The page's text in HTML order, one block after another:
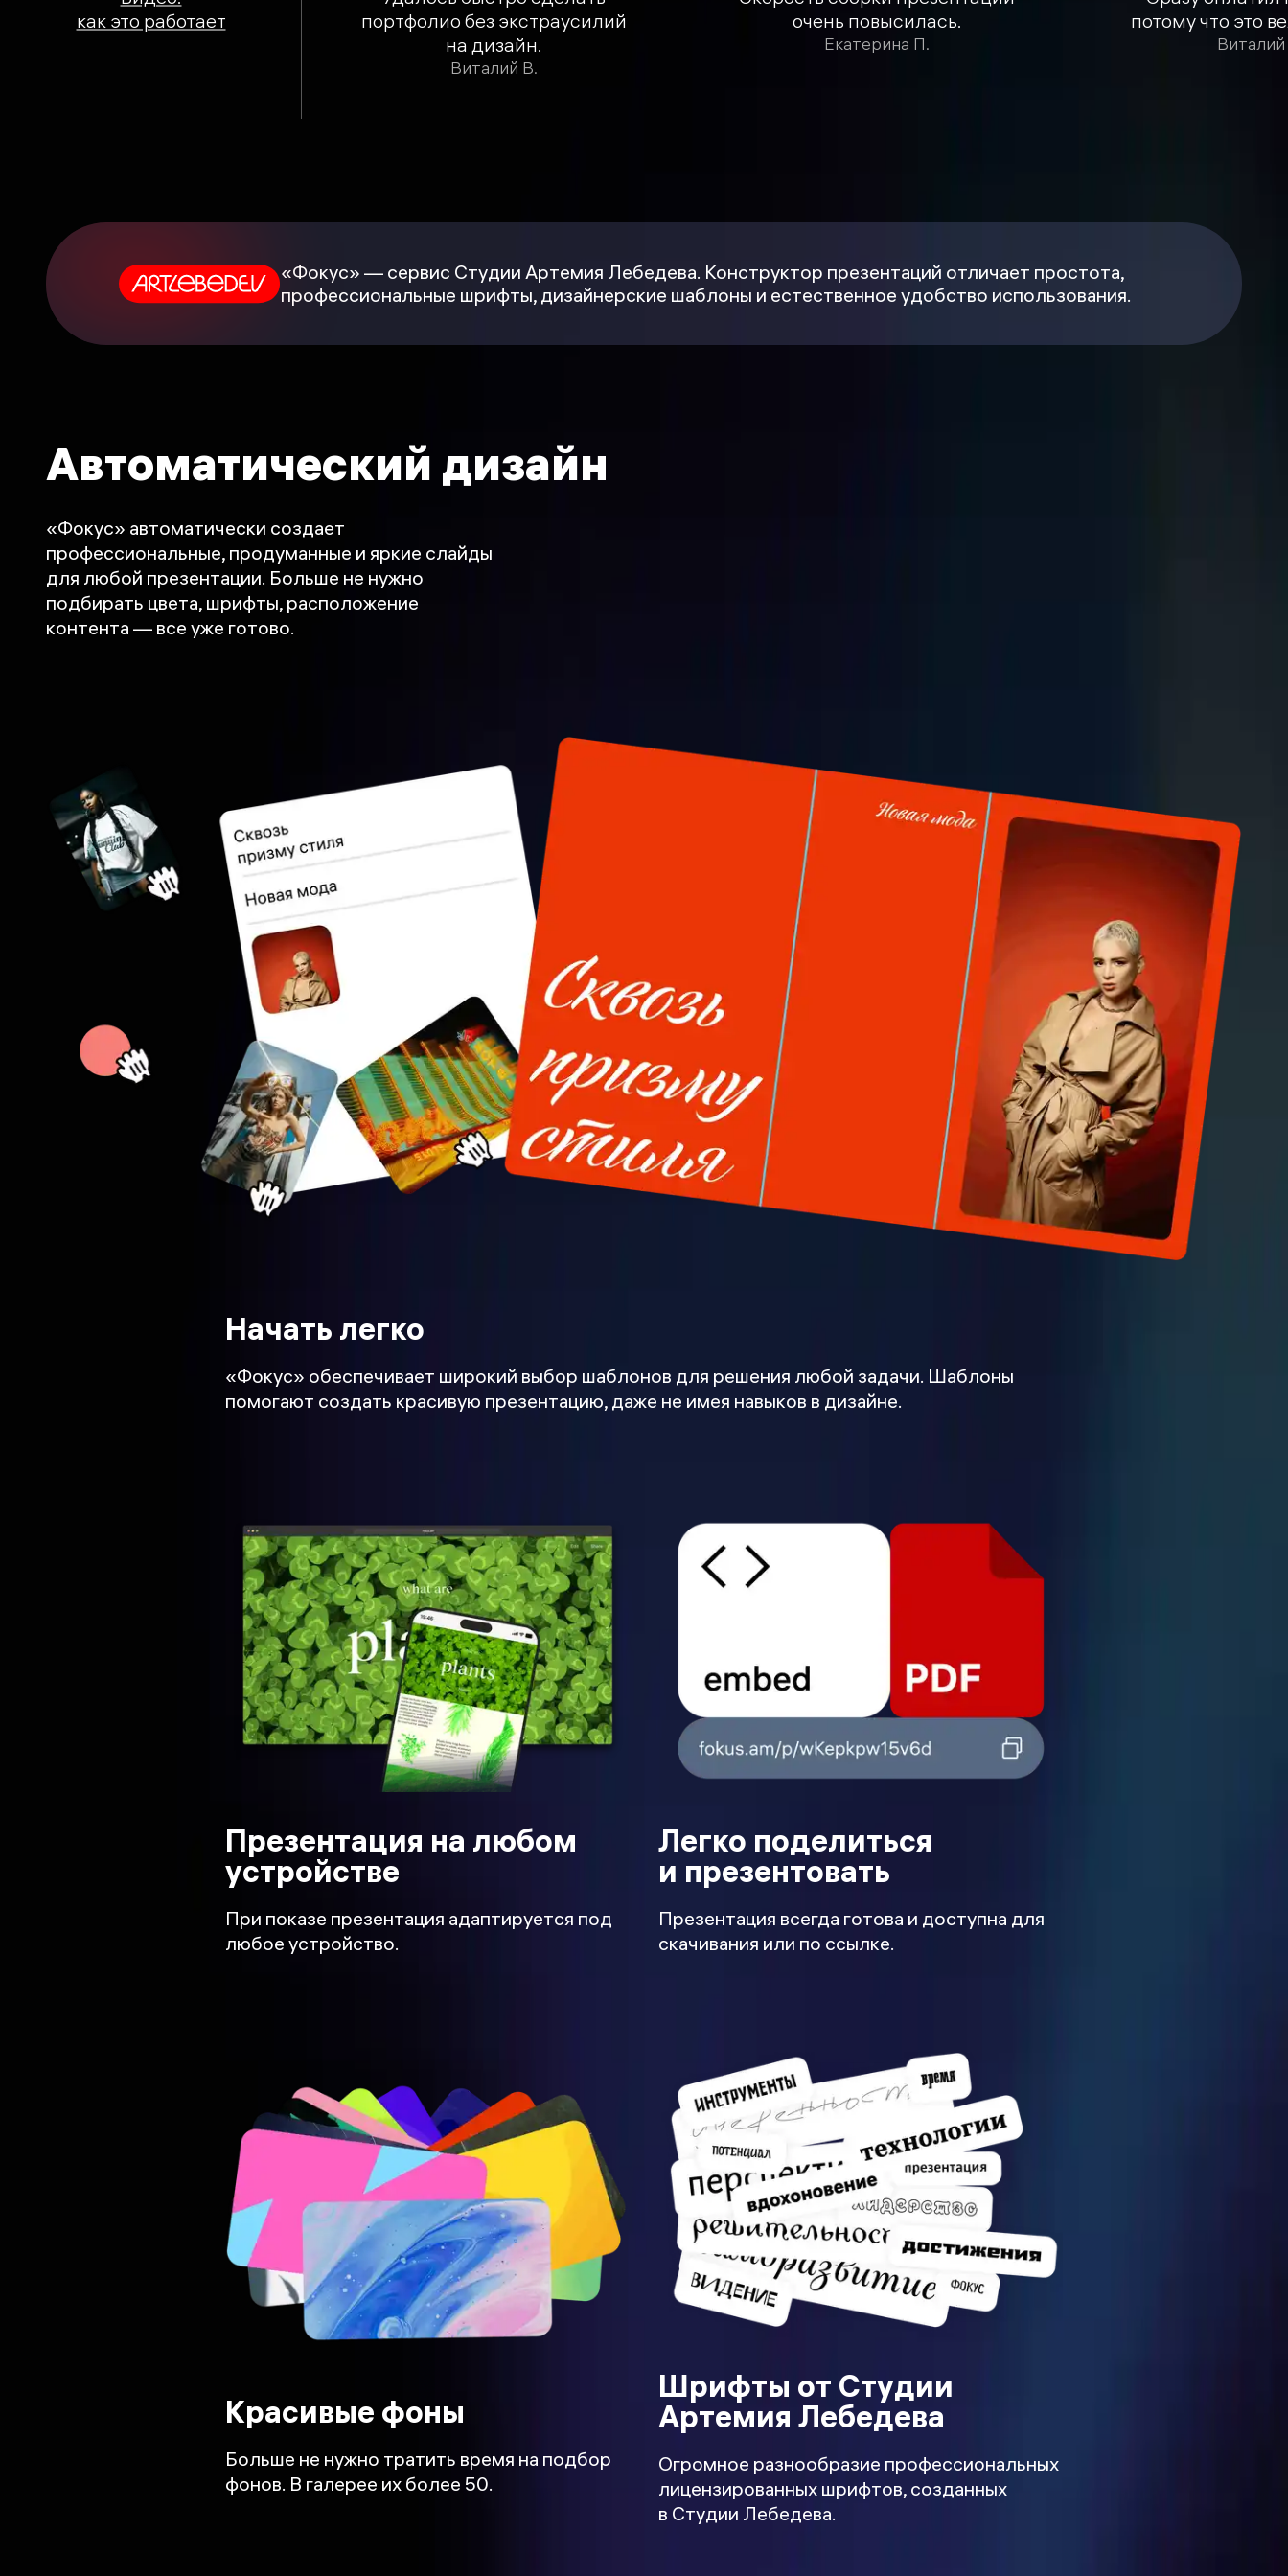
как это работает
портфолио без экстраусилий
на дизайн.
Виталий В.
очень повысилась.
Екатерина П.
потому что это
«Фокус» — сервис Студии Артемия Лебедева. Конструктор презентаций отличает простота,
профессиональные шрифты, дизайнерские шаблоны и естественное удобство использования.
Автоматический дизайн
«Фокус» автоматически создает
профессиональные, продуманные и яркие слайды
для любой презентации. Больше не нужно
подбирать цвета, шрифты, расположение
контента — все уже готово.
Начать легко
«Фокус» обеспечивает широкий выбор шаблонов для решения любой задачи. Шаблоны
помогают создать красивую презентацию, даже не имея навыков в дизайне.
Презентация на любом
устройстве
При показе презентация адаптируется под
любое устройство.
Легко поделиться
и презентовать
Презентация всегда готова и доступна для
скачивания или по ссылке.
Красивые фоны
Больше не нужно тратить время на подбор
фонов. В галерее их более 50.
Шрифты от Студии
Артемия Лебедева
Огромное разнообразие профессиональных
лицензированных шрифтов, созданных
в Студии Лебедева.